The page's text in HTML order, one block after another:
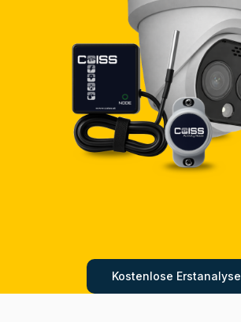
Kostenlose Erstanalyse